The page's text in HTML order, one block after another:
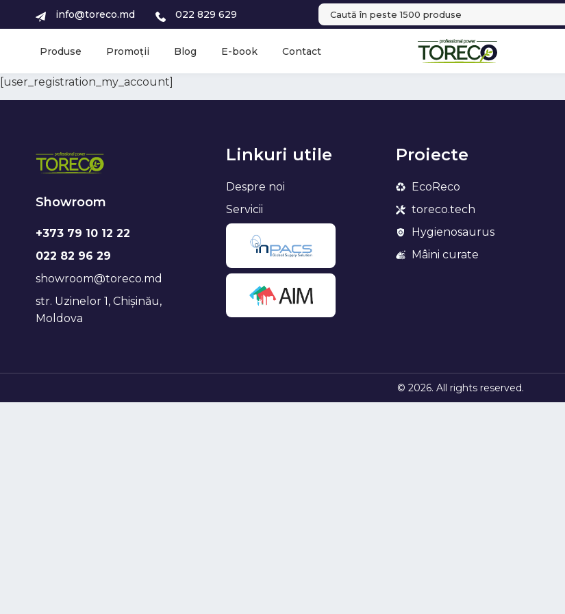
info@toreco.md 022 829 629
Produse Promoții Blog E-book Contact
[user_registration_my_account]
Showroom
+373 79 10 12 22
022 82 96 29
showroom@toreco.md
str. Uzinelor 1, Chișinău,
Moldova
Linkuri utile
Despre noi
Servicii
Proiecte
EcoReco
toreco.tech
Hygienosaurus
Mâini curate
© 2026. All rights reserved.